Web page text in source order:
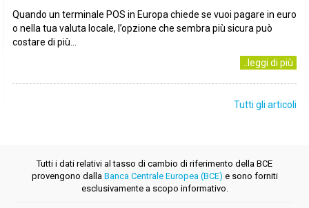
Quando un terminale POS in Europa chiede se vuoi pagare in euro
o nella tua valuta locale, l’opzione che sembra più sicura può
costare di più...
..leggi di più
Tutti gli articoli
Tutti i dati relativi al tasso di cambio di riferimento della BCE
provengono dalla Banca Centrale Europea (BCE) e sono forniti
esclusivamente a scopo informativo.